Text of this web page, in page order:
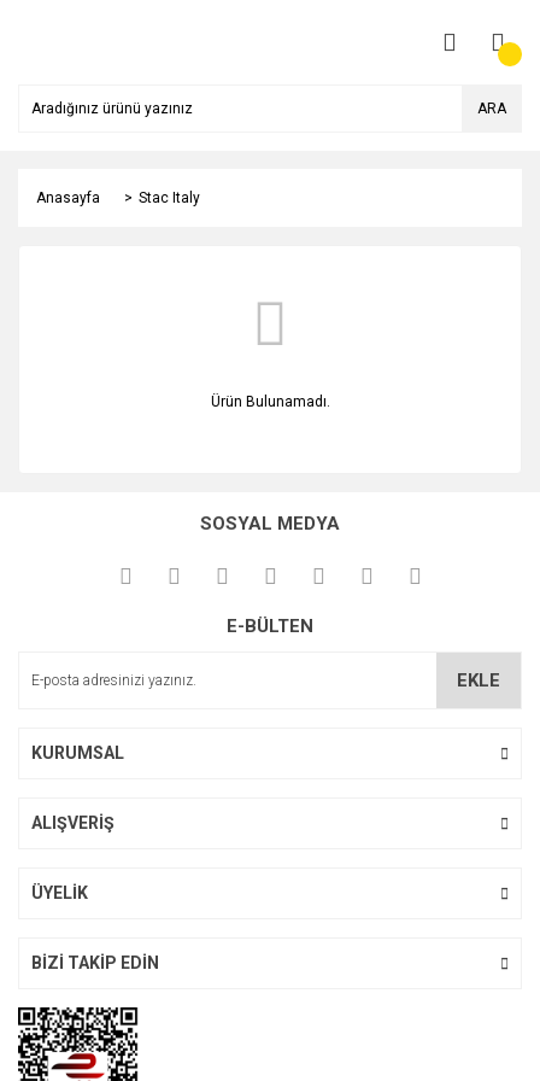
ARA
Anasayfa Stac Italy
Ürün Bulunamadı.
SOSYAL MEDYA
E-BÜLTEN
EKLE
KURUMSAL
ALIŞVERİŞ
ÜYELİK
BİZİ TAKİP EDİN